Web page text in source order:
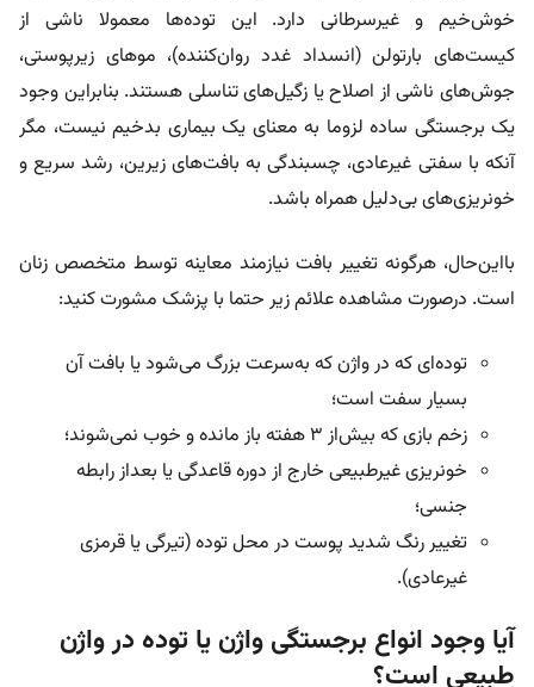
خوش‌خیم و غیرسرطانی دارد. این توده‌ها معمولا ناشی از
کیست‌های بارتولن (انسداد غدد روان‌کننده)، موهای زیرپوستی،
جوش‌های ناشی از اصلاح یا زگیل‌های تناسلی هستند. بنابراین وجود
یک برجستگی ساده لزوما به معنای یک بیماری بدخیم نیست، مگر
آنکه با سفتی غیرعادی، چسبندگی به بافت‌های زیرین، رشد سریع و
خونریزی‌های بی‌دلیل همراه باشد.
با‌این‌حال، هرگونه تغییر بافت نیازمند معاینه توسط متخصص زنان
است. درصورت مشاهده علائم زیر حتما با پزشک مشورت کنید:
توده‌ای که در واژن که به‌سرعت بزرگ می‌شود یا بافت آن
بسیار سفت است؛
زخم بازی که بیش‌از ۳ هفته باز مانده و خوب نمی‌شوند؛
خونریزی غیرطبیعی خارج از دوره قاعدگی یا بعد‌از رابطه
جنسی؛
تغییر رنگ شدید پوست در محل توده (تیرگی یا قرمزی
غیرعادی).
آیا وجود انواع برجستگی واژن یا توده در واژن
طبیعی است؟